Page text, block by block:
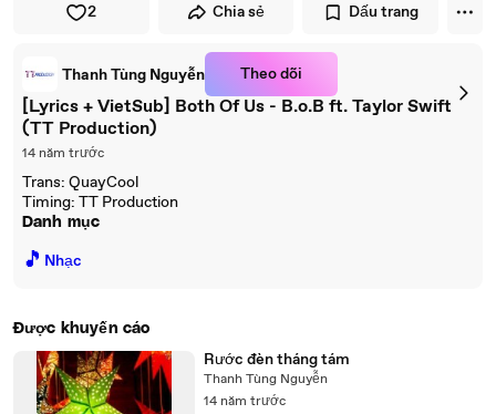
2 Chia sẻ Dấu trang
Thanh Tùng Nguyễn Theo dõi
[Lyrics + VietSub] Both Of Us - B.o.B ft. Taylor Swift
(TT Production)
14 năm trước
Trans: QuayCool
Timing: TT Production
Danh mục
🎵 Nhạc
Được khuyến cáo
Rước đèn tháng tám
Thanh Tùng Nguyễn
14 năm trước